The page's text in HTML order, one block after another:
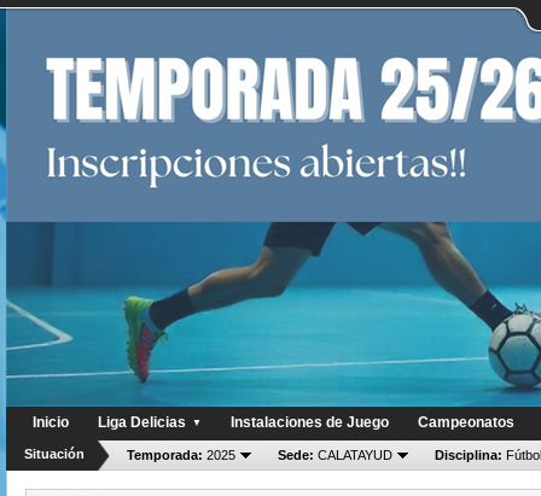
Inicio Liga Delicias ▼ Instalaciones de Juego Campeonatos
Situación Temporada: 2025 Sede: CALATAYUD Disciplina: